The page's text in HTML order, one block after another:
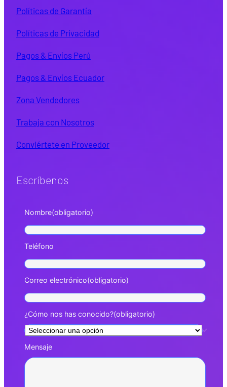
Políticas de Garantía
Políticas de Privacidad
Pagos & Envíos Perú
Pagos & Envíos Ecuador
Zona Vendedores
Trabaja con Nosotros
Conviértete en Proveedor
Escríbenos
Nombre(obligatorio)
Teléfono
Correo electrónico(obligatorio)
¿Cómo nos has conocido?(obligatorio)
Mensaje